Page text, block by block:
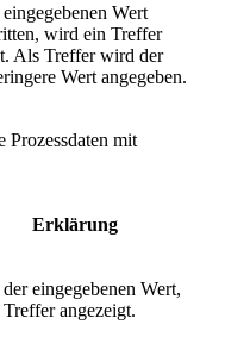
Wert
wird ein Treffer
Als Treffer wird der
Wert angegeben.
Prozessdaten mit
Erklärung
eingegebenen Wert,
angezeigt.